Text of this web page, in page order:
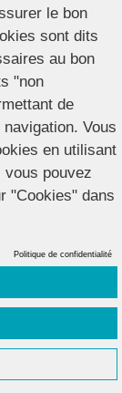
LGBTI+ du
« Kamasutra +»,
|
le bon
sont dits
au bon
"non
de
Vous
en utilisant
vous pouvez
"Cookies" dans
Politique de confidentialité